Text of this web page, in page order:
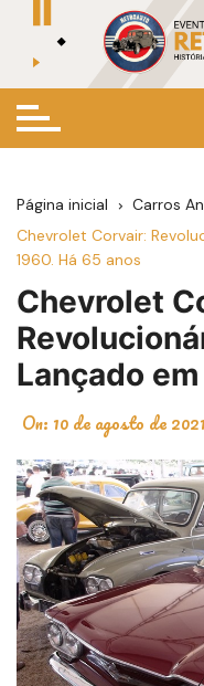
conteúdo
Página inicial
Carros
Chevrolet Corvair:
1960. Há 65 anos
Chevrolet
Lançado
On: 10 de agosto de 2021